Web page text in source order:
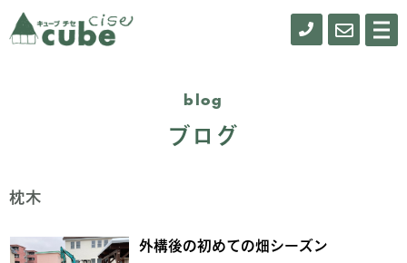
メ
ニ
0155- お
blog
ブログ
枕木
外構後の初めての畑シーズン